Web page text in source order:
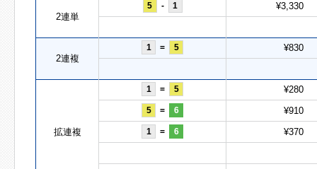
2連単
5 - 1 ¥3,330
2連複
1 = 5 ¥830
拡連複
1 = 5 ¥280
5 = 6 ¥910
1 = 6 ¥370